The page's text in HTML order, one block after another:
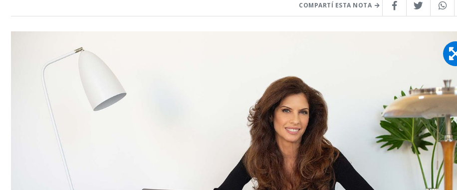
COMPARTÍ ESTA NOTA